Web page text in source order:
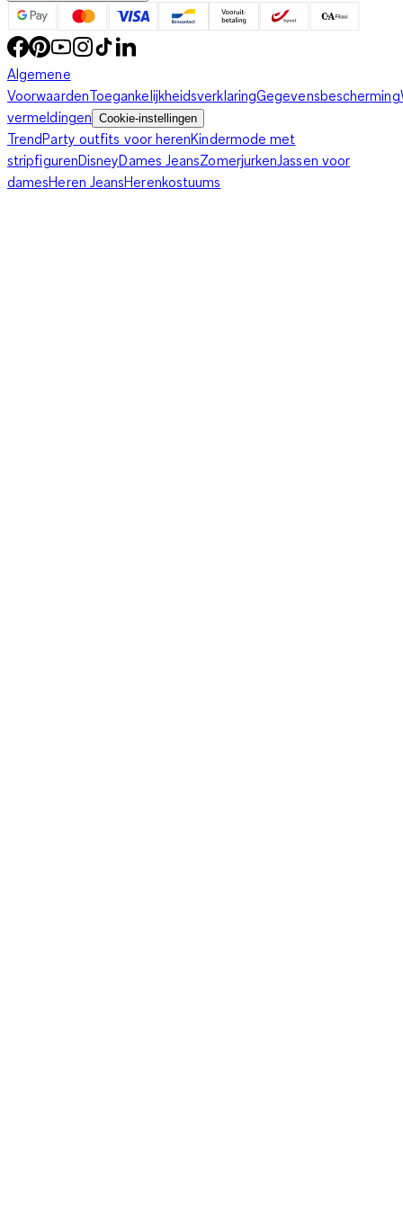
Lila kleding is ook perfect voor naar kantoor en voegt een
frisse en moderne touch toe aan je werkoutfit. Een lila
een geweldige manier om je zakelijke outfit op te frissen.
Combineer het met een witte blouse en een zwarte broek
voor een professionele look. Lila gekleurde blouses of
overhemden zijn ook een elegante keuze voor op de
werkplek. Als je wat gedurfder wilt zijn, probeer dan een lila
pak voor een fashion statement. Lila kleding is geweldig om op
Algemene
VoorwaardenToegankelijkheidsverklaringGegevensbescherming
vermeldingen Cookie-instellingen
TrendParty outfits voor herenKindermode met
stripfigurenDisneyDames JeansZomerjurken Jassen voor
damesHeren JeansHerenkostuums